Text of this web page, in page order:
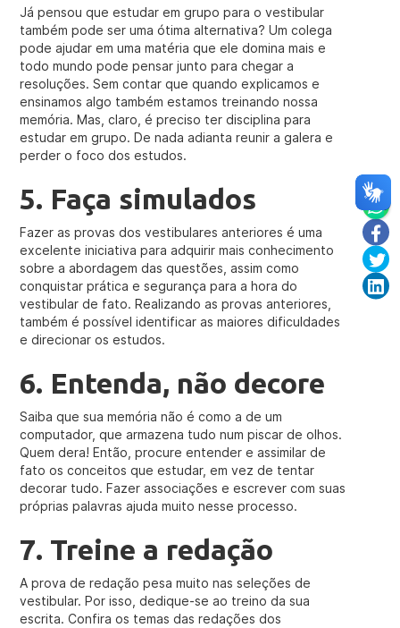
Já pensou que estudar em grupo para o vestibular
também pode ser uma ótima alternativa? Um colega
pode ajudar em uma matéria que ele domina mais e
todo mundo pode pensar junto para chegar a
resoluções. Sem contar que quando explicamos e
ensinamos algo também estamos treinando nossa
memória. Mas, claro, é preciso ter disciplina para
estudar em grupo. De nada adianta reunir a galera e
perder o foco dos estudos.
5. Faça simulados
Fazer as provas dos vestibulares anteriores é uma
excelente iniciativa para adquirir mais conhecimento
sobre a abordagem das questões, assim como
conquistar prática e segurança para a hora do
vestibular de fato. Realizando as provas anteriores,
também é possível identificar as maiores dificuldades
e direcionar os estudos.
6. Entenda, não decore
Saiba que sua memória não é como a de um
computador, que armazena tudo num piscar de olhos.
Quem dera! Então, procure entender e assimilar de
fato os conceitos que estudar, em vez de tentar
decorar tudo. Fazer associações e escrever com suas
próprias palavras ajuda muito nesse processo.
7. Treine a redação
A prova de redação pesa muito nas seleções de
vestibular. Por isso, dedique-se ao treino da sua
escrita. Confira os temas das redações dos